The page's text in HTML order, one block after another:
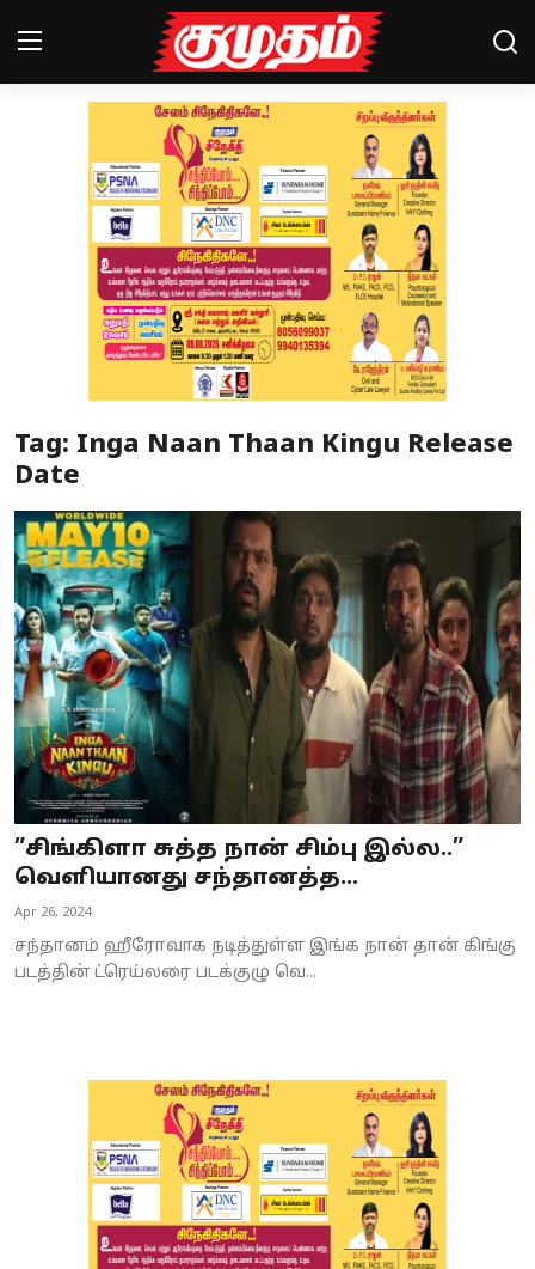
Magazines
Sports
Special Story
Business
Crime
Tamilnadu
National
World
Astrology
Spirituality
Weather
Tag: Inga Naan Thaan Kingu Release
Date
”சிங்கிளா சுத்த நான் சிம்பு இல்ல..”
வெளியானது சந்தானத்த...
Apr 26, 2024
சந்தானம் ஹீரோவாக நடித்துள்ள இங்க நான் தான் கிங்கு
படத்தின் ட்ரெய்லரை படக்குழு வெ...